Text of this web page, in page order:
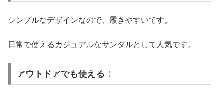
シンプルなデザインなので、履きやすいです。
日常で使えるカジュアルなサンダルとして人気です。
アウトドアでも使える！